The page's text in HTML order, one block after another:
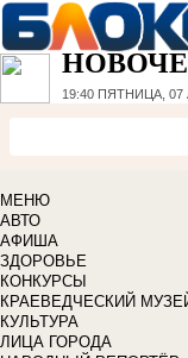
19:40 ПЯТНИЦА, 07
МЕНЮ
АВТО
АФИША
ЗДОРОВЬЕ
КОНКУРСЫ
КРАЕВЕДЧЕСКИЙ
КУЛЬТУРА
ЛИЦА ГОРОДА